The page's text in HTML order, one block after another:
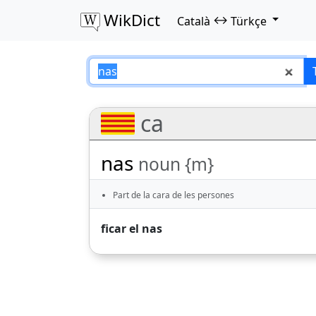
WikDict Català ↔ Türkçe
nas –
ca
nas noun {m}
Part de la cara de les persones
ficar el nas